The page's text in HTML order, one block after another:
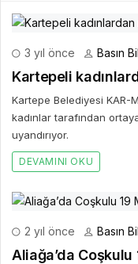
3 yıl önce Basın
Kartepeli
Kartepe Belediyesi KAR-
kadınlar tarafından
uyandırıyor.
DEVAMINI OKU
2 yıl önce Basın
Aliağa’da Coşkulu